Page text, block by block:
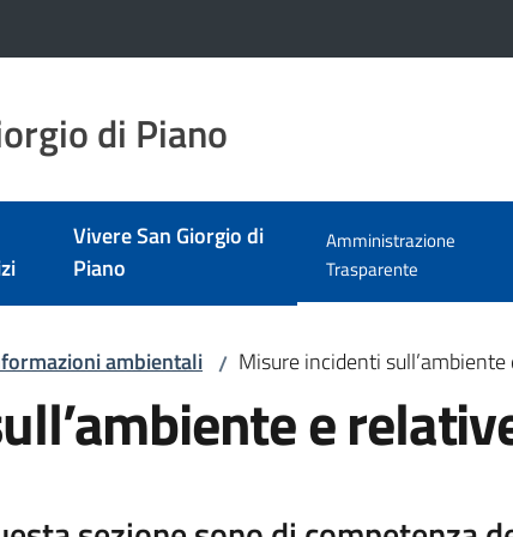
di Piano
Vivere San Giorgio di
Piano
Amministrazione
Trasparente
Menu selezionato
ambientali / Misure incidenti
e